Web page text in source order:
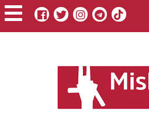
Pasar
al
contenido